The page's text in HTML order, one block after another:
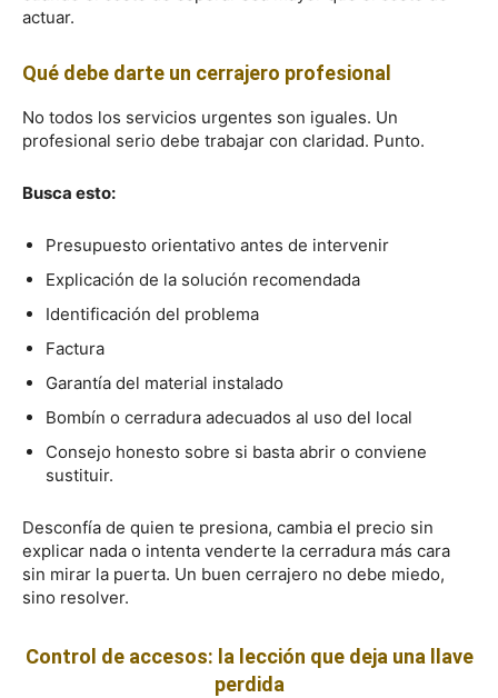
actuar.
Qué debe darte un cerrajero profesional
No todos los servicios urgentes son iguales. Un
profesional serio debe trabajar con claridad. Punto.
Busca esto:
Presupuesto orientativo antes de intervenir
Explicación de la solución recomendada
Identificación del problema
Factura
Garantía del material instalado
Bombín o cerradura adecuados al uso del local
Consejo honesto sobre si basta abrir o conviene
sustituir.
Desconfía de quien te presiona, cambia el precio sin
explicar nada o intenta venderte la cerradura más cara
sin mirar la puerta. Un buen cerrajero no debe miedo,
sino resolver.
Control de accesos: la lección que deja una llave
perdida